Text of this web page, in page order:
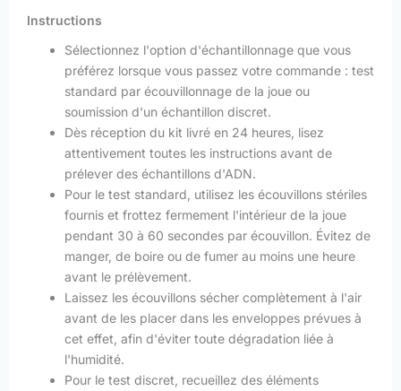
Instructions
Sélectionnez l'option d'échantillonnage que vous
préférez lorsque vous passez votre commande : test
standard par écouvillonnage de la joue ou
soumission d'un échantillon discret.
Dès réception du kit livré en 24 heures, lisez
attentivement toutes les instructions avant de
prélever des échantillons d'ADN.
Pour le test standard, utilisez les écouvillons stériles
fournis et frottez fermement l'intérieur de la joue
pendant 30 à 60 secondes par écouvillon. Évitez de
manger, de boire ou de fumer au moins une heure
avant le prélèvement.
Laissez les écouvillons sécher complètement à l'air
avant de les placer dans les enveloppes prévues à
cet effet, afin d'éviter toute dégradation liée à
l'humidité.
Pour le test discret, recueillez des éléments